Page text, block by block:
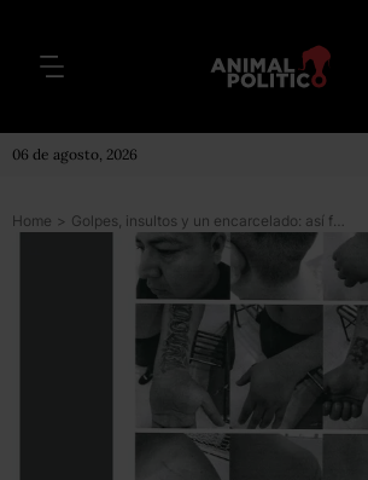
06 de agosto, 2026
Home > Golpes, insultos y un encarcelado: así fue un operativo de la FGE denunciado por buscadoras de Guanajuato